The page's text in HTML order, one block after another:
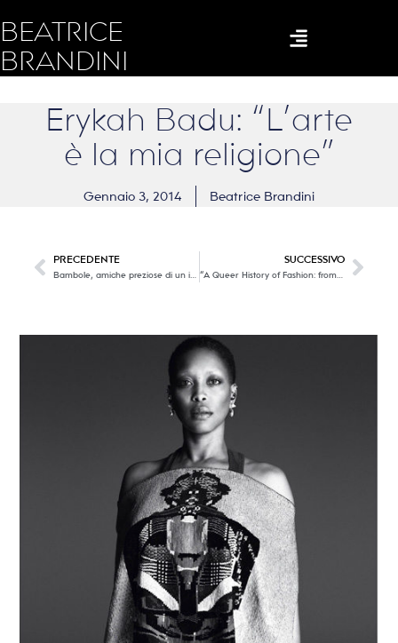
BEATRICE
BRANDINI
Erykah Badu: “L’arte
è la mia religione”
Gennaio 3, 2014 Beatrice Brandini
PRECEDENTE SUCCESSIVO
“A Queer History of Fashion: from the Closet to the Catwalk”. The Museum at FIT NY.